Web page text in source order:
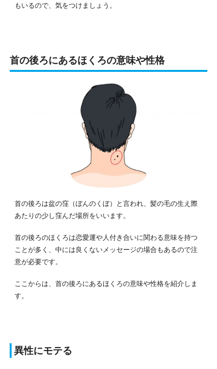
もいるので、気をつけましょう。
首の後ろにあるほくろの意味や性格
首の後ろは盆の窪（ぼんのくぼ）と言われ、髪の毛の生え際
あたりの少し窪んだ場所をいいます。
首の後ろのほくろは恋愛運や人付き合いに関わる意味を持つ
ことが多く、中には良くないメッセージの場合もあるので注
意が必要です。
ここからは、首の後ろにあるほくろの意味や性格を紹介しま
す。
異性にモテる